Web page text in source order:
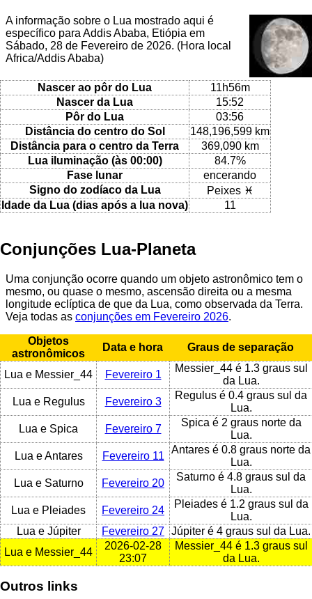
A informação sobre o Lua mostrado aqui é
específico para Addis Ababa, Etiópia em
Sábado, 28 de Fevereiro de 2026. (Hora local
Africa/Addis Ababa)
Nascer ao pôr do Lua
11h56m
Nascer da Lua
15:52
Pôr do Lua
03:56
Distância do centro do Sol
148,196,599 km
Distância para o centro da Terra
369,090 km
Lua iluminação (às 00:00)
84.7%
Fase lunar
encerando
Signo do zodíaco da Lua
Peixes ♓
Idade da Lua (dias após a lua nova)
11
Conjunções Lua-Planeta
Uma conjunção ocorre quando um objeto astronômico tem o
mesmo, ou quase o mesmo, ascensão direita ou a mesma
longitude eclíptica de que da Lua, como observada da Terra.
Veja todas as conjunções em Fevereiro 2026.
Objetos
astronômicos
Data e hora Graus de separação
Lua e Messier_44 Fevereiro 1
Messier_44 é 1.3 graus sul
da Lua.
Lua e Regulus
Fevereiro 3
Regulus é 0.4 graus sul da
Lua.
Lua e Spica
Fevereiro 7
Spica é 2 graus norte da
Lua.
Lua e Antares
Fevereiro 11
Antares é 0.8 graus norte da
Lua.
Lua e Saturno
Fevereiro 20
Saturno é 4.8 graus sul da
Lua.
Lua e Pleiades
Fevereiro 24
Pleiades é 1.2 graus sul da
Lua.
Lua e Júpiter
Fevereiro 27 Júpiter é 4 graus sul da Lua.
Lua e Messier_44
2026-02-28
23:07
Messier_44 é 1.3 graus sul
da Lua.
Outros links